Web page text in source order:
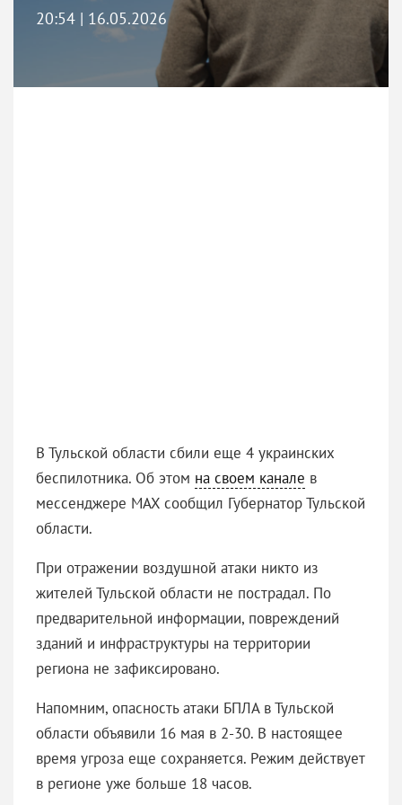
20:54 | 16.05.2026
В Тульской области сбили еще 4 украинских
беспилотника. Об этом на своем канале в
мессенджере MAX сообщил Губернатор Тульской
области.
При отражении воздушной атаки никто из
жителей Тульской области не пострадал. По
предварительной информации, повреждений
зданий и инфраструктуры на территории
региона не зафиксировано.
Напомним, опасность атаки БПЛА в Тульской
области объявили 16 мая в 2-30. В настоящее
время угроза еще сохраняется. Режим действует
в регионе уже больше 18 часов.